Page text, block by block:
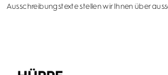
Ausschreibungstextestellen wir Ihnen über